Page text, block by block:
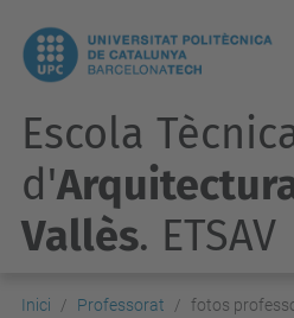
Escola
d'
Vallès. ETSAV
Inici Professorat fotos